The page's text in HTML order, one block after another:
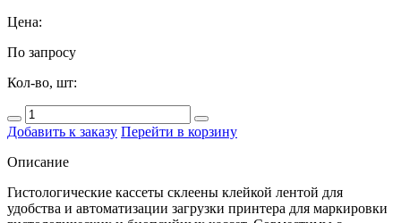
Цена:
По запросу
Кол-во, шт:
Добавить к заказу Перейти в корзину
Описание
Гистологические кассеты склеены клейкой лентой для
удобства и автоматизации загрузки принтера для маркировки